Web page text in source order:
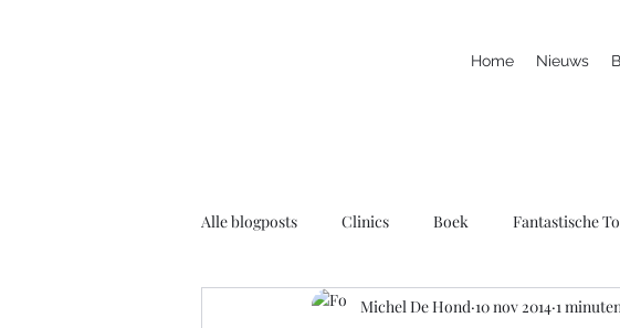
Home Nieuws
Alle blogposts Clinics Boek Fantastische
Leuke filmpjes Nieuws Marc
Michel De Hond 10 nov 2014 1